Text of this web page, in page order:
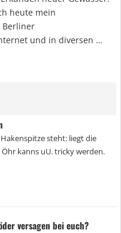
heute mein
Berliner
und in diversen …
steht: liegt die
kanns uU. tricky werden.
versagen bei euch?